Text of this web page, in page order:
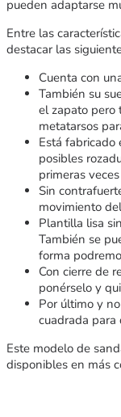
pueden adaptarse
Entre las
destacar las
Cuenta con
También su
el zapato pero
metatarsos
Está fabricado
posibles
primeras
Sin
movimiento
Plantilla lisa
También se
forma
Con cierre de
ponérselo y
Por último y
cuadrada
Este modelo de
disponibles en más